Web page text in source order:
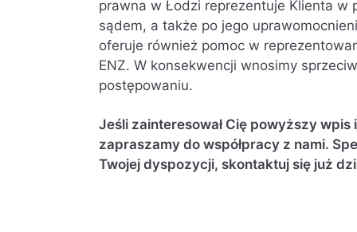
prawna w Łodzi reprezentuje Klienta w
sądem, a także po jego
oferuje również pomoc w
ENZ. W konsekwencji wnosimy
postępowaniu.
Jeśli zainteresował Cię powyższy
zapraszamy do współpracy z nami.
Twojej dyspozycji, skontaktuj się już